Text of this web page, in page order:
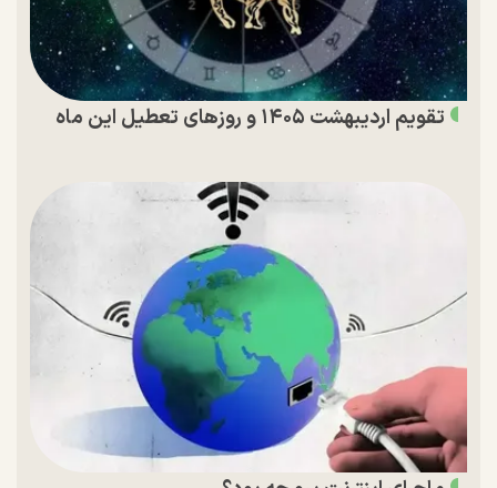
تقویم اردیبهشت ۱۴۰۵ و روز‌های تعطیل این ماه